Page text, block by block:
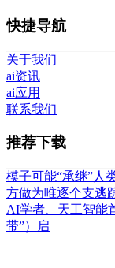
快捷导航
关于我们
ai资讯
ai应用
联系我们
推荐下载
模子可能“承继”人
方做为唯逐个支逃
AI学者、天工智能
带”）启